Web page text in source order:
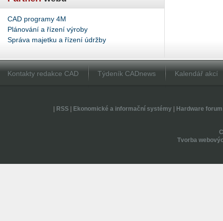
CAD programy 4M
Plánování a řízení výroby
Správa majetku a řízení údržby
Kontakty redakce CAD Týdeník CADnews Kalendář akcí
RSS| Ekonomické a informační systémy| Hardware forum
Tvorba